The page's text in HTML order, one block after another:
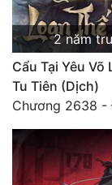
2 năm
Cẩu Tại Yêu Võ
Tu Tiên (Dịch)